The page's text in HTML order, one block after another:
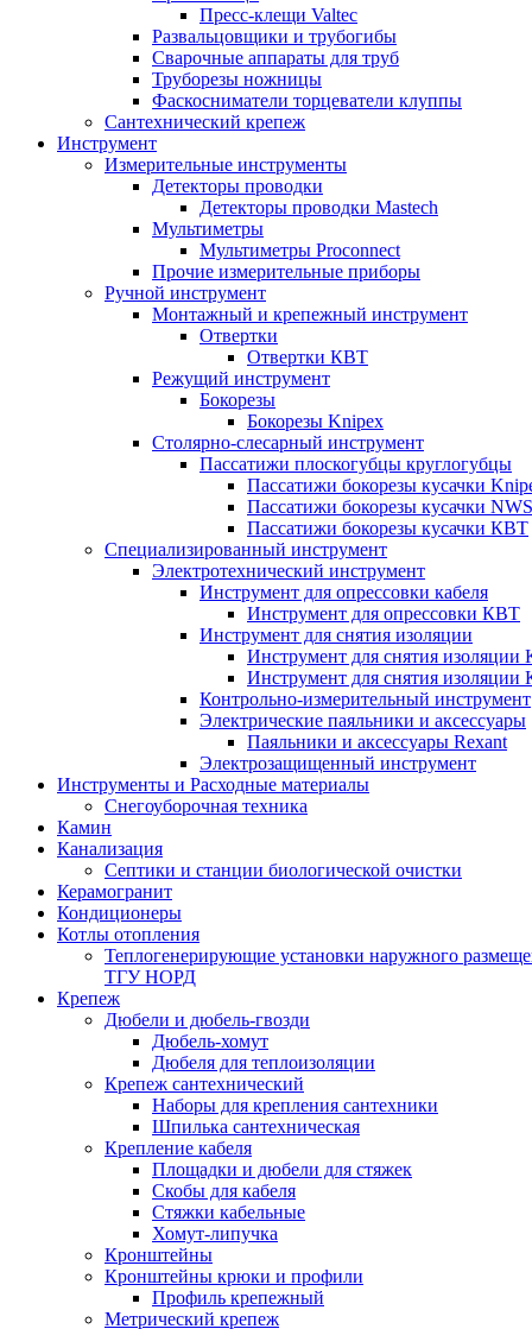
Пресс-клещи Valtec
Развальцовщики и трубогибы
Сварочные аппараты для труб
Труборезы ножницы
Фаскосниматели торцеватели клуппы
Сантехнический крепеж
Инструмент
Измерительные инструменты
Детекторы проводки
Детекторы проводки Mastech
Мультиметры
Мультиметры Proconnect
Прочие измерительные приборы
Ручной инструмент
Монтажный и крепежный инструмент
Отвертки
Отвертки КВТ
Режущий инструмент
Бокорезы
Бокорезы Knipex
Столярно-слесарный инструмент
Пассатижи плоскогубцы круглогубцы
Пассатижи бокорезы кусачки
Пассатижи бокорезы кусачки NWS
Пассатижи бокорезы кусачки КВТ
Специализированный инструмент
Электротехнический инструмент
Инструмент для опрессовки кабеля
Инструмент для опрессовки КВТ
Инструмент для снятия изоляции
Инструмент для снятия изоляции
Инструмент для снятия
Контрольно-измерительный инструмент
Электрические паяльники и аксессуары
Паяльники и аксессуары Rexant
Электрозащищенный инструмент
Инструменты и Расходные материалы
Снегоуборочная техника
Камин
Канализация
Септики и станции биологической очистки
Керамогранит
Кондиционеры
Котлы отопления
Теплогенерирующие установки наружного
ТГУ НОРД
Крепеж
Дюбели и дюбель-гвозди
Дюбель-хомут
Дюбеля для теплоизоляции
Крепеж сантехнический
Наборы для крепления сантехники
Шпилька сантехническая
Крепление кабеля
Площадки и дюбели для стяжек
Скобы для кабеля
Стяжки кабельные
Хомут-липучка
Кронштейны
Кронштейны крюки и профили
Профиль крепежный
Метрический крепеж